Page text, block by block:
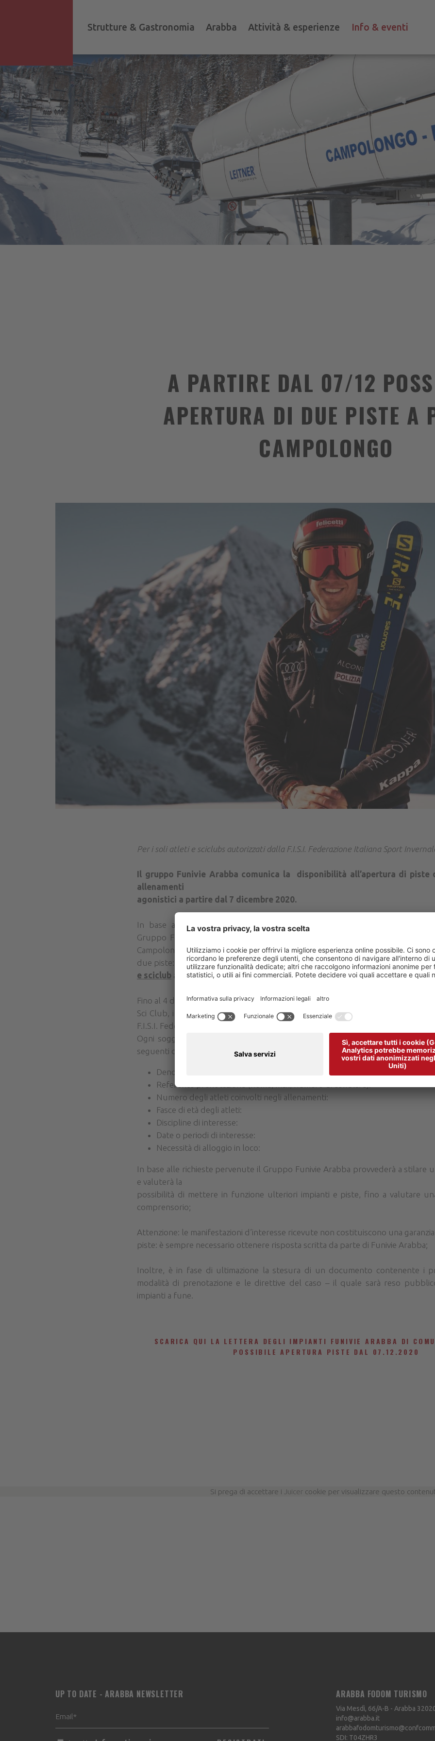
Strutture & Gastronomia Arabba Attività & esperienze Info & eventi
A PARTIRE DAL 07/12
APERTURA DI DUE PISTE A
CAMPOLONGO
Per i soli atleti e sciclubs autorizzati dalla F.I.S.I. Federazione Italiana Sport
Il gruppo Funivie Arabba comunica la disponibilità all’apertura di
allenamenti
agonistici a partire dal 7 dicembre 2020.
In base alle attuali disposizioni del Govenero ed all’evolversi della
Gruppo Funivie Arabba ha ipotizzato l’apertura della seggiovia Campolongo-
Campolongo di Arabba e delle rispettive
due piste: Campolongo e Rutort; ad esclusivo scopo di permettere gli
e sciclub a partire dalla data di lunedì 7 dicembre2020, previa prenotazione.
Fino al 4 dicembre 2020. verranno raccolte le manifestazioni di interesse da
Sci Club, i quali hanno la possibilità di praticare l’attività agonistica secondo
F.I.S.I. Federazione Italiana Sport Invernali.
Ogni soggetto richiedente deve infatti inviare una e-mail all’indirizzo:
seguenti dati obbligatori:
Denominazione squadra:
Referente prenotazione (nome, mail, numero di cellulare):
Numero degli atleti coinvolti negli allenamenti:
Fasce di età degli atleti:
Discipline di interesse:
Date o periodi di interesse:
Necessità di alloggio in loco:
In base alle richieste pervenute il Gruppo Funivie Arabba provvederà a stilare
e valuterà la
possibilità di mettere in funzione ulteriori impianti e piste, fino a valutare
comprensorio;
Attenzione: le manifestazioni d’interesse ricevute non costituiscono una
piste: è sempre necessario ottenere risposta scritta da parte di Funivie Arabba;
Inoltre, è in fase di ultimazione la stesura di un documento contenente i
modalità di prenotazione e le direttive del caso – il quale sarà reso
impianti a fune.
SCARICA QUI LA LETTERA DEGLI IMPIANTI FUNIVIE ARABBA DI
POSSIBILE APERTURA PISTE DAL 07.12.2020
Si prega di accettare i Juicercookie per visualizzare questo
UP TO DATE - ARABBA NEWSLETTER ARABBA FODOM TURISMO
Via Mesdì, 66/A-B - Arabba
info@arabba.it
SDI: T04ZHR3